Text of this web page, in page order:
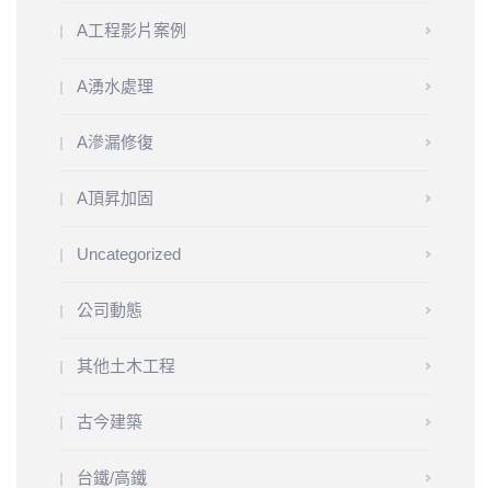
A工程影片案例
A湧水處理
A滲漏修復
A頂昇加固
Uncategorized
公司動態
其他土木工程
古今建築
台鐵/高鐵